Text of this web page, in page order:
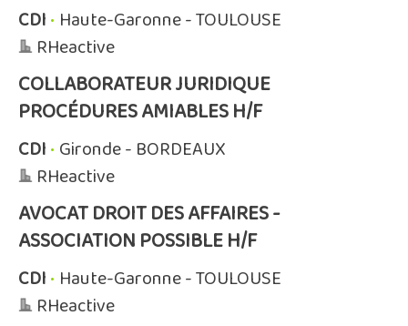
CDI• Haute-Garonne - TOULOUSE
RHeactive
COLLABORATEUR JURIDIQUE
PROCÉDURES AMIABLES H/F
CDI• Gironde - BORDEAUX
RHeactive
AVOCAT DROIT DES AFFAIRES -
ASSOCIATION POSSIBLE H/F
CDI• Haute-Garonne - TOULOUSE
RHeactive